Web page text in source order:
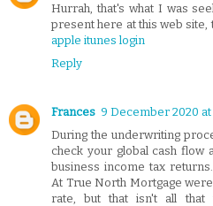
Hurrah, that's what I was
present here at this web site,
apple itunes login
Reply
Frances 9 December 2020 at
During the underwriting
check your global cash flow
business income tax returns.
At True North Mortgage
rate, but that isn't all that